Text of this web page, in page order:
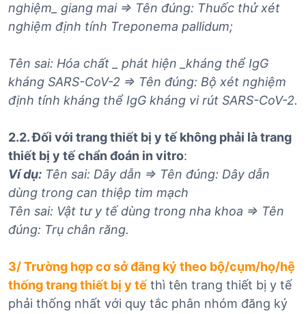
nghiệm_ giang mai => Tên đúng: Thuốc thử xét
nghiệm định tính Treponema pallidum;
Tên sai: Hóa chất _ phát hiện _kháng thể IgG
kháng SARS-CoV-2 => Tên đúng: Bộ xét nghiệm
định tính kháng thể IgG kháng vi rút SARS-CoV-2.
2.2. Đối với trang thiết bị y tế không phải là trang
thiết bị y tế chẩn đoán in vitro:
Ví dụ: Tên sai: Dây dẫn => Tên đúng: Dây dẫn
dùng trong can thiệp tim mạch
Tên sai: Vật tư y tế dùng trong nha khoa => Tên
đúng: Trụ chân răng.
3/ Trường hợp cơ sở đăng ký theo bộ/cụm/họ/hệ
thống trang thiết bị y tế thì tên trang thiết bị y tế
phải thống nhất với quy tắc phân nhóm đăng ký